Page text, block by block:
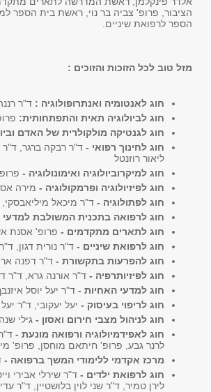
הציבור, פרופ' צביה בר נוי, ראשת בית הספר
הספר לרפואת שיניים.
מזל טוב לכל הזוכות והזוכים :
חוג לאנטומיה ואנתרופולוגיה : ד"ר
חוג לביולוגיה תאית והתפתחותית:
חוג לגנטיקה מולקולרית של האדם
חוג לחינוך רפואי - ד"ר רבקה ברגר, ד"ר
ליאור רוזנטל
חוג למיקרוביולוגיה ואימונולוגיה -
חוג לפיזיולוגיה ופרמקולוגיה - מירה
חוג לפתולוגיה - ד"ר מיכאל מיליאבסקי,
חוג לרפואה בתכנית המשולבת למדעי
חוג לתארים מתקדמים - פרופ' אסנת
חוג לרפואת שיניים - ד"ר נורית דגון,
חוג להפרעות בתקשורת - ד"ר דפנה
חוג לפיזיותרפיה - ד"ר אורנה גרא, ד"ר
חוג למדעי האחיות - ד"ר יעל יוסל
חוג לריפוי בעיסוק - יעל יעקובי, ד"ר
חוג לניהול מצבי חירום ואסון - גילי
חוג לאפידמיולוגיה ורפואה מונעת -
לרנר גבע, פרופ' חיתאם מוחסן, פרופ'
מרכז אקדמי ללימודי המשך ברפואה -
חוג לרפואת ילדים - ד"ר שירלי אבירי
לירן טמיר, ד"ר שני לוין בלושטיין, ד"ר